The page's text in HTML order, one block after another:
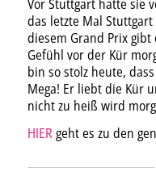
Vor Stuttgart hatte sie
das letzte Mal
diesem Grand Prix
Gefühl vor der Kür
bin so stolz heute,
Mega! Er liebt die Kür
nicht zu heiß wird
HIERgeht es zu den